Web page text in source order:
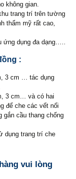
không gian.
trang trí trên tường
thẩm mỹ rất cao,
ứng dụng đa dạng…..
:
3 cm … tác dụng
3 cm… và có hai
để che các vết nối
gắn cầu thang chống
dụng trang trí che
vui lòng